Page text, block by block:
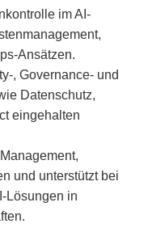
im AI-
Ansätzen.
, Governance- und
Datenschutz,
eingehalten
und unterstützt bei
Lösungen in